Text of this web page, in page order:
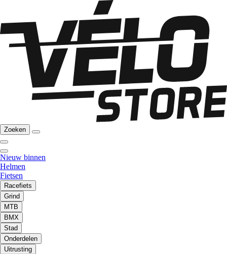
Zoeken
Nieuw binnen
Helmen
Fietsen
Racefiets
Grind
MTB
BMX
Stad
Onderdelen
Uitrusting